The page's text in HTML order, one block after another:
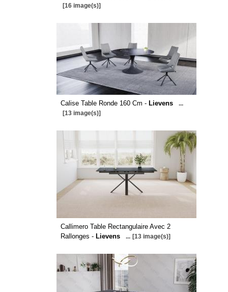
[16 image(s)]
Calise Table Ronde 160 Cm - Lievens
...
[13 image(s)]
Callimero Table Rectangulaire Avec 2
Rallonges - Lievens ... [13 image(s)]